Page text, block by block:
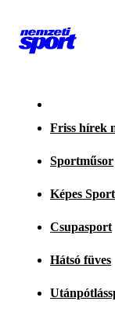
Friss hírek
Sportműsor
Képes Sport
Csupasport
Hátsó füves